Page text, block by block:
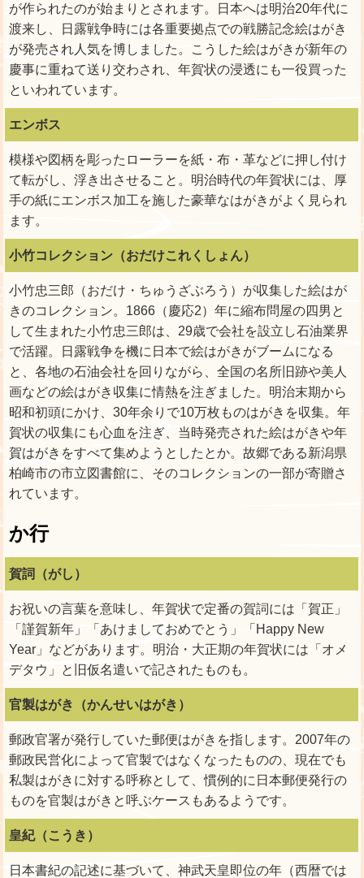
が作られたのが始まりとされます。日本へは明治20年代に
渡来し、日露戦争時には各重要拠点での戦勝記念絵はがき
が発売され人気を博しました。こうした絵はがきが新年の
慶事に重ねて送り交わされ、年賀状の浸透にも一役買った
といわれています。
エンボス
模様や図柄を彫ったローラーを紙・布・革などに押し付け
て転がし、浮き出させること。明治時代の年賀状には、厚
手の紙にエンボス加工を施した豪華なはがきがよく見られ
ます。
小竹コレクション（おだけこれくしょん）
小竹忠三郎（おだけ・ちゅうざぶろう）が収集した絵はが
きのコレクション。1866（慶応2）年に縮布問屋の四男と
して生まれた小竹忠三郎は、29歳で会社を設立し石油業界
で活躍。日露戦争を機に日本で絵はがきがブームになる
と、各地の石油会社を回りながら、全国の名所旧跡や美人
画などの絵はがき収集に情熱を注ぎました。明治末期から
昭和初頭にかけ、30年余りで10万枚ものはがきを収集。年
賀状の収集にも心血を注ぎ、当時発売された絵はがきや年
賀はがきをすべて集めようとしたとか。故郷である新潟県
柏崎市の市立図書館に、そのコレクションの一部が寄贈さ
れています。
か行
賀詞（がし）
お祝いの言葉を意味し、年賀状で定番の賀詞には「賀正」
「謹賀新年」「あけましておめでとう」「Happy New
Year」などがあります。明治・大正期の年賀状には「オメ
デタウ」と旧仮名遣いで記されたものも。
官製はがき（かんせいはがき）
郵政官署が発行していた郵便はがきを指します。2007年の
郵政民営化によって官製ではなくなったものの、現在でも
私製はがきに対する呼称として、慣例的に日本郵便発行の
ものを官製はがきと呼ぶケースもあるようです。
皇紀（こうき）
日本書紀の記述に基づいて、神武天皇即位の年（西暦では